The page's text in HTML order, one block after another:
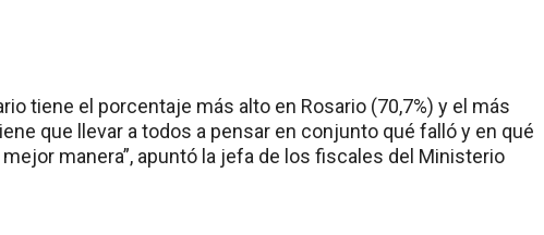
tiene el porcentaje más alto en Rosario (70,7%) y el más
que llevar a todos a pensar en conjunto qué falló y en qué
manera”, apuntó la jefa de los fiscales del Ministerio